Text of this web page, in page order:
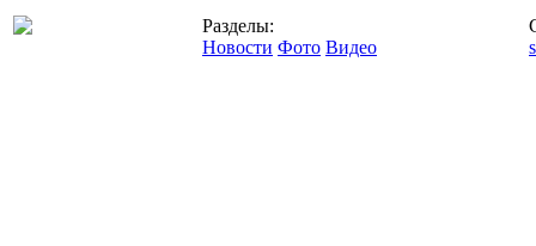
Разделы:
Новости Фото Видео